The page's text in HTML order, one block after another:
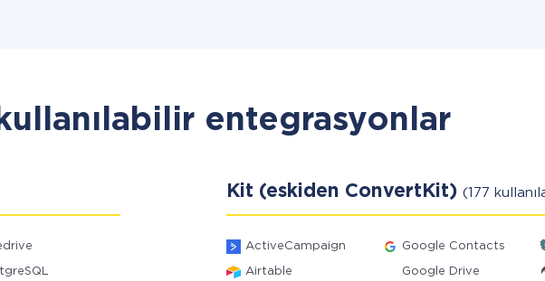
entegrasyonlar
Kit (eskiden ConvertKit) (177
ActiveCampaign Google Contacts
Airtable Google Drive